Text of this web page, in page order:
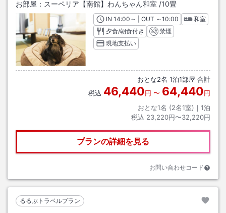
お部屋： スーペリア【南館】わんちゃん和室 /10畳
INチェックイン
14:00 ～ | OUT チェックアウト
～10:00
和室
夕食/朝食付き
禁煙
現地支払い
おとな2名 1泊1部屋 合計
税込 46,440円 〜 64,440円
おとな1名 (2名1室)｜ 1泊
税込 23,220円〜32,220円
プランの詳細を見る
お問い合わせコード
るるぶトラベルプラン